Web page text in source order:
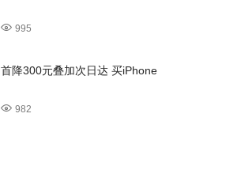
995
首降300元叠加次日达 买iPhone
982